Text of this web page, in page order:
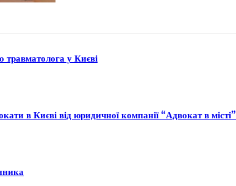
травматолога у Києві
в Києві від юридичної компанії “Адвокат в місті”